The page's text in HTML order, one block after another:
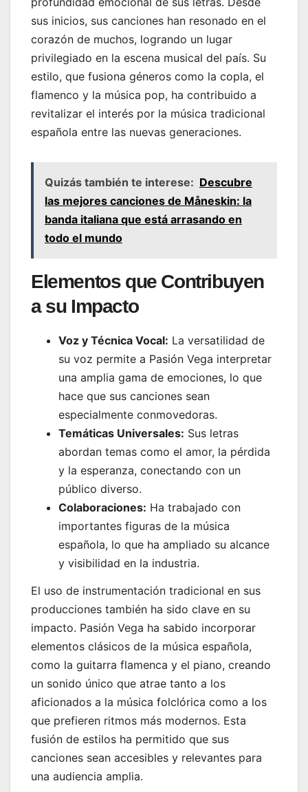
sus inicios, sus canciones han resonado en el
corazón de muchos, logrando un lugar
privilegiado en la escena musical del país. Su
estilo, que fusiona géneros como la copla, el
flamenco y la música pop, ha contribuido a
revitalizar el interés por la música tradicional
española entre las nuevas generaciones.
Quizás también te interese: Descubre
las mejores canciones de Måneskin: la
banda italiana que está arrasando en
todo el mundo
Elementos que Contribuyen
a su Impacto
Voz y Técnica Vocal: La versatilidad de
su voz permite a Pasión Vega interpretar
una amplia gama de emociones, lo que
hace que sus canciones sean
especialmente conmovedoras.
Temáticas Universales: Sus letras
abordan temas como el amor, la pérdida
y la esperanza, conectando con un
público diverso.
Colaboraciones: Ha trabajado con
importantes figuras de la música
española, lo que ha ampliado su alcance
y visibilidad en la industria.
El uso de instrumentación tradicional en sus
producciones también ha sido clave en su
impacto. Pasión Vega ha sabido incorporar
elementos clásicos de la música española,
como la guitarra flamenca y el piano, creando
un sonido único que atrae tanto a los
aficionados a la música folclórica como a los
que prefieren ritmos más modernos. Esta
fusión de estilos ha permitido que sus
canciones sean accesibles y relevantes para
una audiencia amplia.